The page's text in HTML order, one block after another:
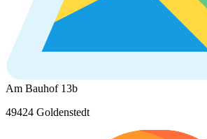
Am Bauhof 13b
49424 Goldenstedt